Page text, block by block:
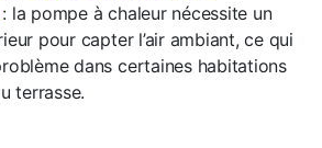
: la pompe à chaleur nécessite un
pour capter l’air ambiant, ce qui
dans certaines habitations
terrasse.